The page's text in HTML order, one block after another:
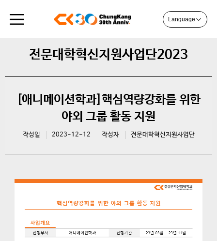
Language
전문대학혁신지원사업단2023
[애니메이션학과]핵심역량강화를 위한
야외 그룹 활동 지원
작성일 2023-12-12 작성자 전문대학혁신지원사업단